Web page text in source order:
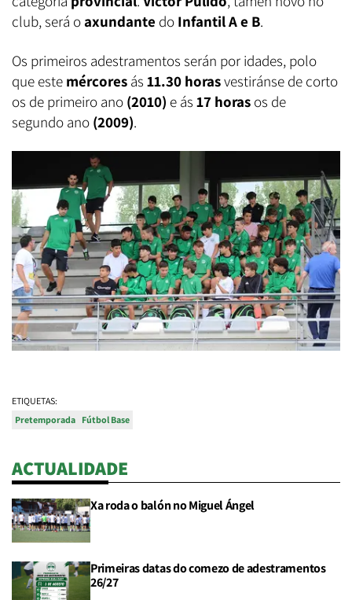
club, será oaxundante do Infantil A e B.
Os primeiros adestramentos serán por idades, polo
que este mércores ás 11.30 horasvestiránse de corto
os de primeiro ano (2010) e ás 17 horas os de
segundo ano (2009).
ETIQUETAS:
Pretemporada Fútbol Base
ACTUALIDADE
Xa roda o balón no Miguel Ángel
Primeiras datas do comezo de adestramentos
26/27